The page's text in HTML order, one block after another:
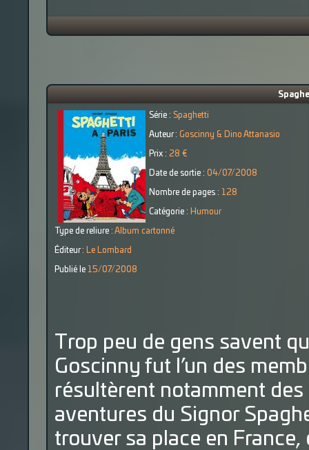
Série : Spaghetti
Auteur : Goscinny & Dino Attanasio
Prix : 28 €
Date de sortie : 04/07/2008
Nombre de pages : 128
Catégorie : Humour
Type de reliure : Album cartonné
Éditeur : Le Lombard
Publié le 15/07/2008
Trop peu de gens savent
Goscinny fut l’un des
résultèrent notamment des
aventures du Signor
trouver sa place en